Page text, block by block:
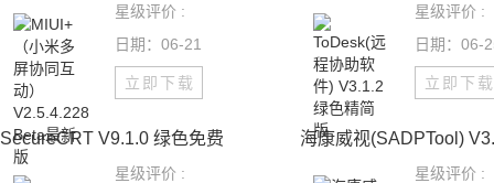
星级评价 :
日期：06-21
立即下载
星级评价 :
日期：06-
立即下载
SecureCRT V9.1.0 绿色免费
星级评价 :
海康威视(SADPTool)
星级评价 :